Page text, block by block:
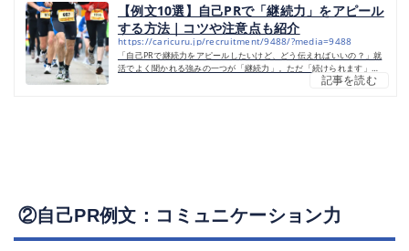
【例文10選】自己PRで「継続力」をアピール
する方法｜コツや注意点も紹介
https://caricuru.jp/recruitment/9488/?media=9488
「自己PRで継続力をアピールしたいけど、どう伝えればいいの？」就
活でよく聞かれる強みの一つが「継続力」。ただ「続けられます」と
言うだけでは当たり前に聞こえてしまい、採用担当者に強みとして伝
記事を読む
②自己PR例文：コミュニケーション力